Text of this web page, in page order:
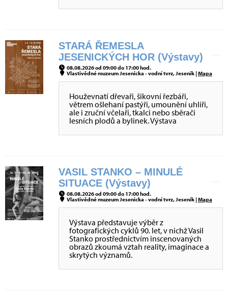
STARÁ ŘEMESLA
JESENICKÝCH HOR (Výstavy)
08.08.2026 od 09:00 do 17:00 hod.
Vlastivědné muzeum Jesenicka - vodní tvrz, Jeseník |Mapa
Houževnatí dřevaři, šikovní řezbáři,
větrem ošlehaní pastýři, umounění uhlíři,
ale i zruční včelaři, tkalci nebo sběrači
lesních plodů a bylinek. Výstava
VASIL STANKO – MINULÉ
SITUACE (Výstavy)
08.08.2026 od 09:00 do 17:00 hod.
Vlastivědné muzeum Jesenicka - vodní tvrz, Jeseník |Mapa
Výstava představuje výběr z
fotografických cyklů 90. let, v nichž Vasil
Stanko prostřednictvím inscenovaných
obrazů zkoumá vztah reality, imaginace a
skrytých významů.